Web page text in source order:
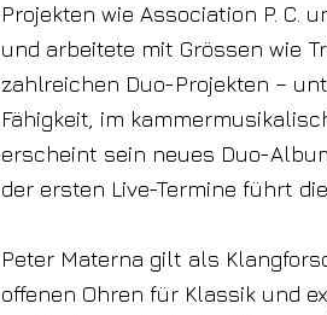
Projekten wie Association P. C.
und arbeitete mit Grössen wie
zahlreichen Duo-Projekten –
Fähigkeit, im
erscheint sein neues Duo-
der ersten Live-Termine führt
Peter Materna gilt als
offenen Ohren für Klassik und